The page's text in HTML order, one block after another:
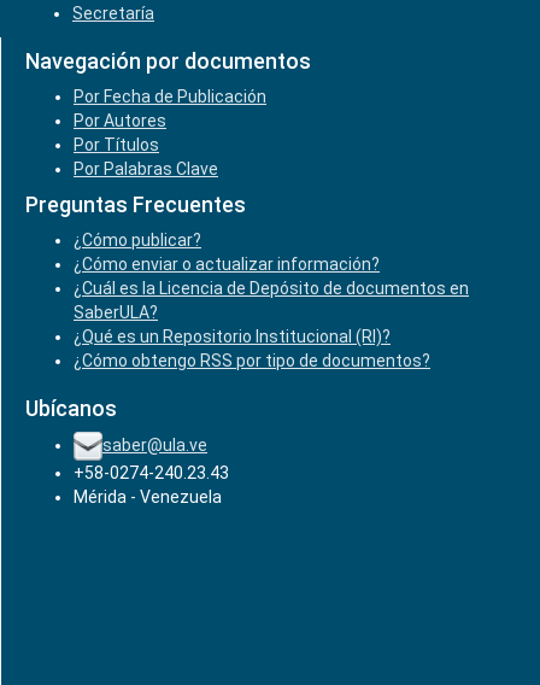
Secretaría
Navegación por documentos
Por Fecha de Publicación
Por Autores
Por Títulos
Por Palabras Clave
Preguntas Frecuentes
¿Cómo publicar?
¿Cómo enviar o actualizar información?
¿Cuál es la Licencia de Depósito de documentos en
SaberULA?
¿Qué es un Repositorio Institucional (RI)?
¿Cómo obtengo RSS por tipo de documentos?
Ubícanos
saber@ula.ve
+58-0274-240.23.43
Mérida - Venezuela